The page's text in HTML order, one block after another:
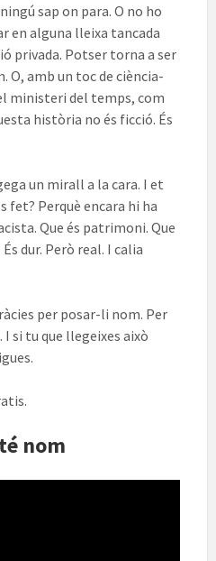
sap on para. O no ho
en alguna lleixa tancada
privada. Potser torna a ser
O, amb un toc de ciència-
ministeri del temps, com
història no és ficció. És
un mirall a la cara. I et
fet? Perquè encara hi ha
Que és patrimoni. Que
dur. Però real. I calia
per posar-li nom. Per
I si tu que llegeixes això
nom